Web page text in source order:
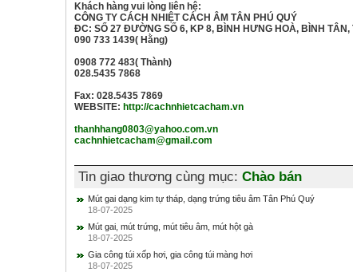
Khách hàng vui lòng liên hệ:
CÔNG TY CÁCH NHIỆT CÁCH ÂM TÂN PHÚ QUÝ
ĐC: SỐ 27 ĐƯỜNG SỐ 6, KP 8, BÌNH HƯNG HOÀ, BÌNH TÂN,
090 733 1439( Hằng)
0908 772 483( Thành)
028.5435 7868
Fax: 028.5435 7869
WEBSITE: http://cachnhietcacham.vn
thanhhang0803@yahoo.com.vn
cachnhietcacham@gmail.com
Tin giao thương cùng mục: Chào bán
Mút gai dạng kim tự tháp, dạng trứng tiêu âm Tân Phú Quý
18-07-2025
Mút gai, mút trứng, mút tiêu âm, mút hột gà
18-07-2025
Gia công túi xốp hơi, gia công túi màng hơi
18-07-2025